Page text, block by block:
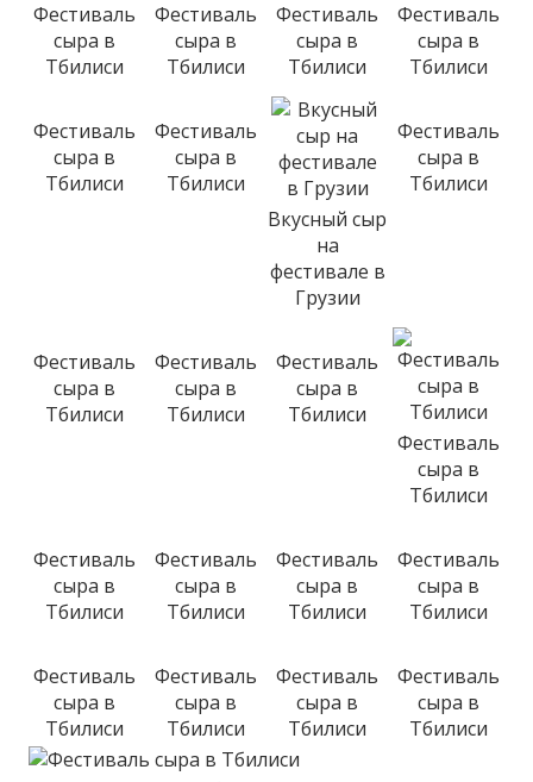
Фестиваль
сыра в
Тбилиси
Фестиваль
сыра в
Тбилиси
Фестиваль
сыра в
Тбилиси
Фестиваль
сыра в
Тбилиси
Фестиваль
сыра в
Тбилиси
Фестиваль
сыра в
Тбилиси
Вкусный сыр
на
фестивале в
Грузии
Фестиваль
сыра в
Тбилиси
Фестиваль
сыра в
Тбилиси
Фестиваль
сыра в
Тбилиси
Фестиваль
сыра в
Тбилиси
Фестиваль
сыра в
Тбилиси
Фестиваль
сыра в
Тбилиси
Фестиваль
сыра в
Тбилиси
Фестиваль
сыра в
Тбилиси
Фестиваль
сыра в
Тбилиси
Фестиваль
сыра в
Тбилиси
Фестиваль
сыра в
Тбилиси
Фестиваль
сыра в
Тбилиси
Фестиваль
сыра в
Тбилиси